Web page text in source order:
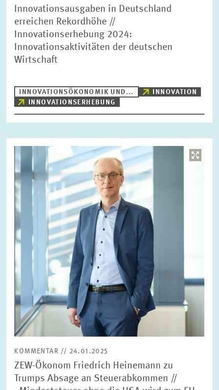
Innovationsausgaben in Deutschland
erreichen Rekordhöhe //
Innovationserhebung 2024:
Innovationsaktivitäten der deutschen
Wirtschaft
INNOVATIONSÖKONOMIK UND...
INNOVATION
INNOVATIONSERHEBUNG
in
vergrößerter
Ansicht
KOMMENTAR // 24.01.2025
ZEW-Ökonom Friedrich Heinemann zu
Trumps Absage an Steuerabkommen //